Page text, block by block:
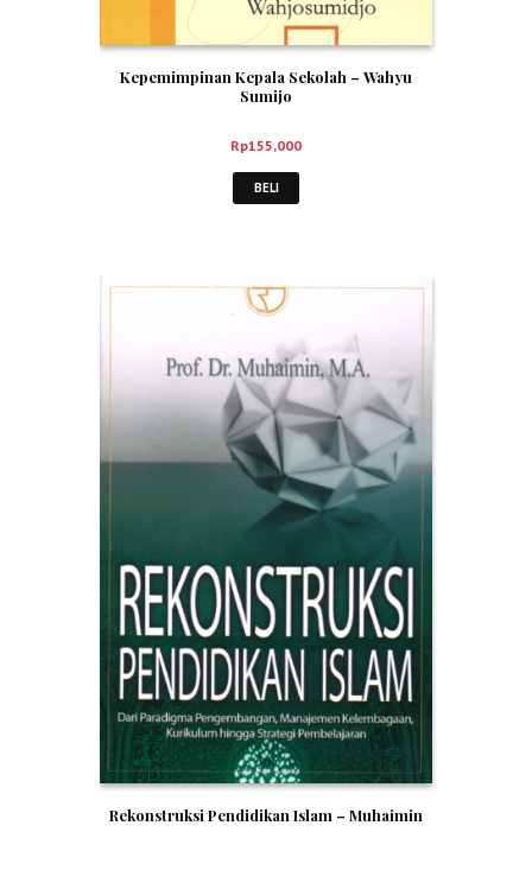
Kepemimpinan Kepala Sekolah – Wahyu
Sumijo
Rp155,000
BELI
Rekonstruksi Pendidikan Islam – Muhaimin